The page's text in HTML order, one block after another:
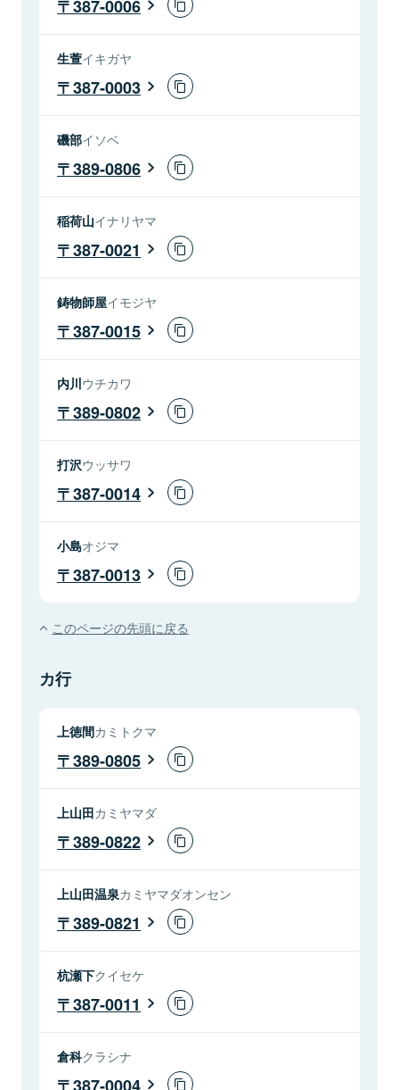
387-0006
生萱イキガヤ
387-0003
磯部イソベ
389-0806
稲荷山イナリヤマ
387-0021
鋳物師屋イモジヤ
387-0015
内川ウチカワ
389-0802
打沢ウッサワ
387-0014
小島オジマ
387-0013
このページの先頭に戻る
カ行
上徳間カミトクマ
389-0805
上山田カミヤマダ
389-0822
上山田温泉カミヤマダオンセン
389-0821
杭瀬下クイセケ
387-0011
倉科クラシナ
387-0004